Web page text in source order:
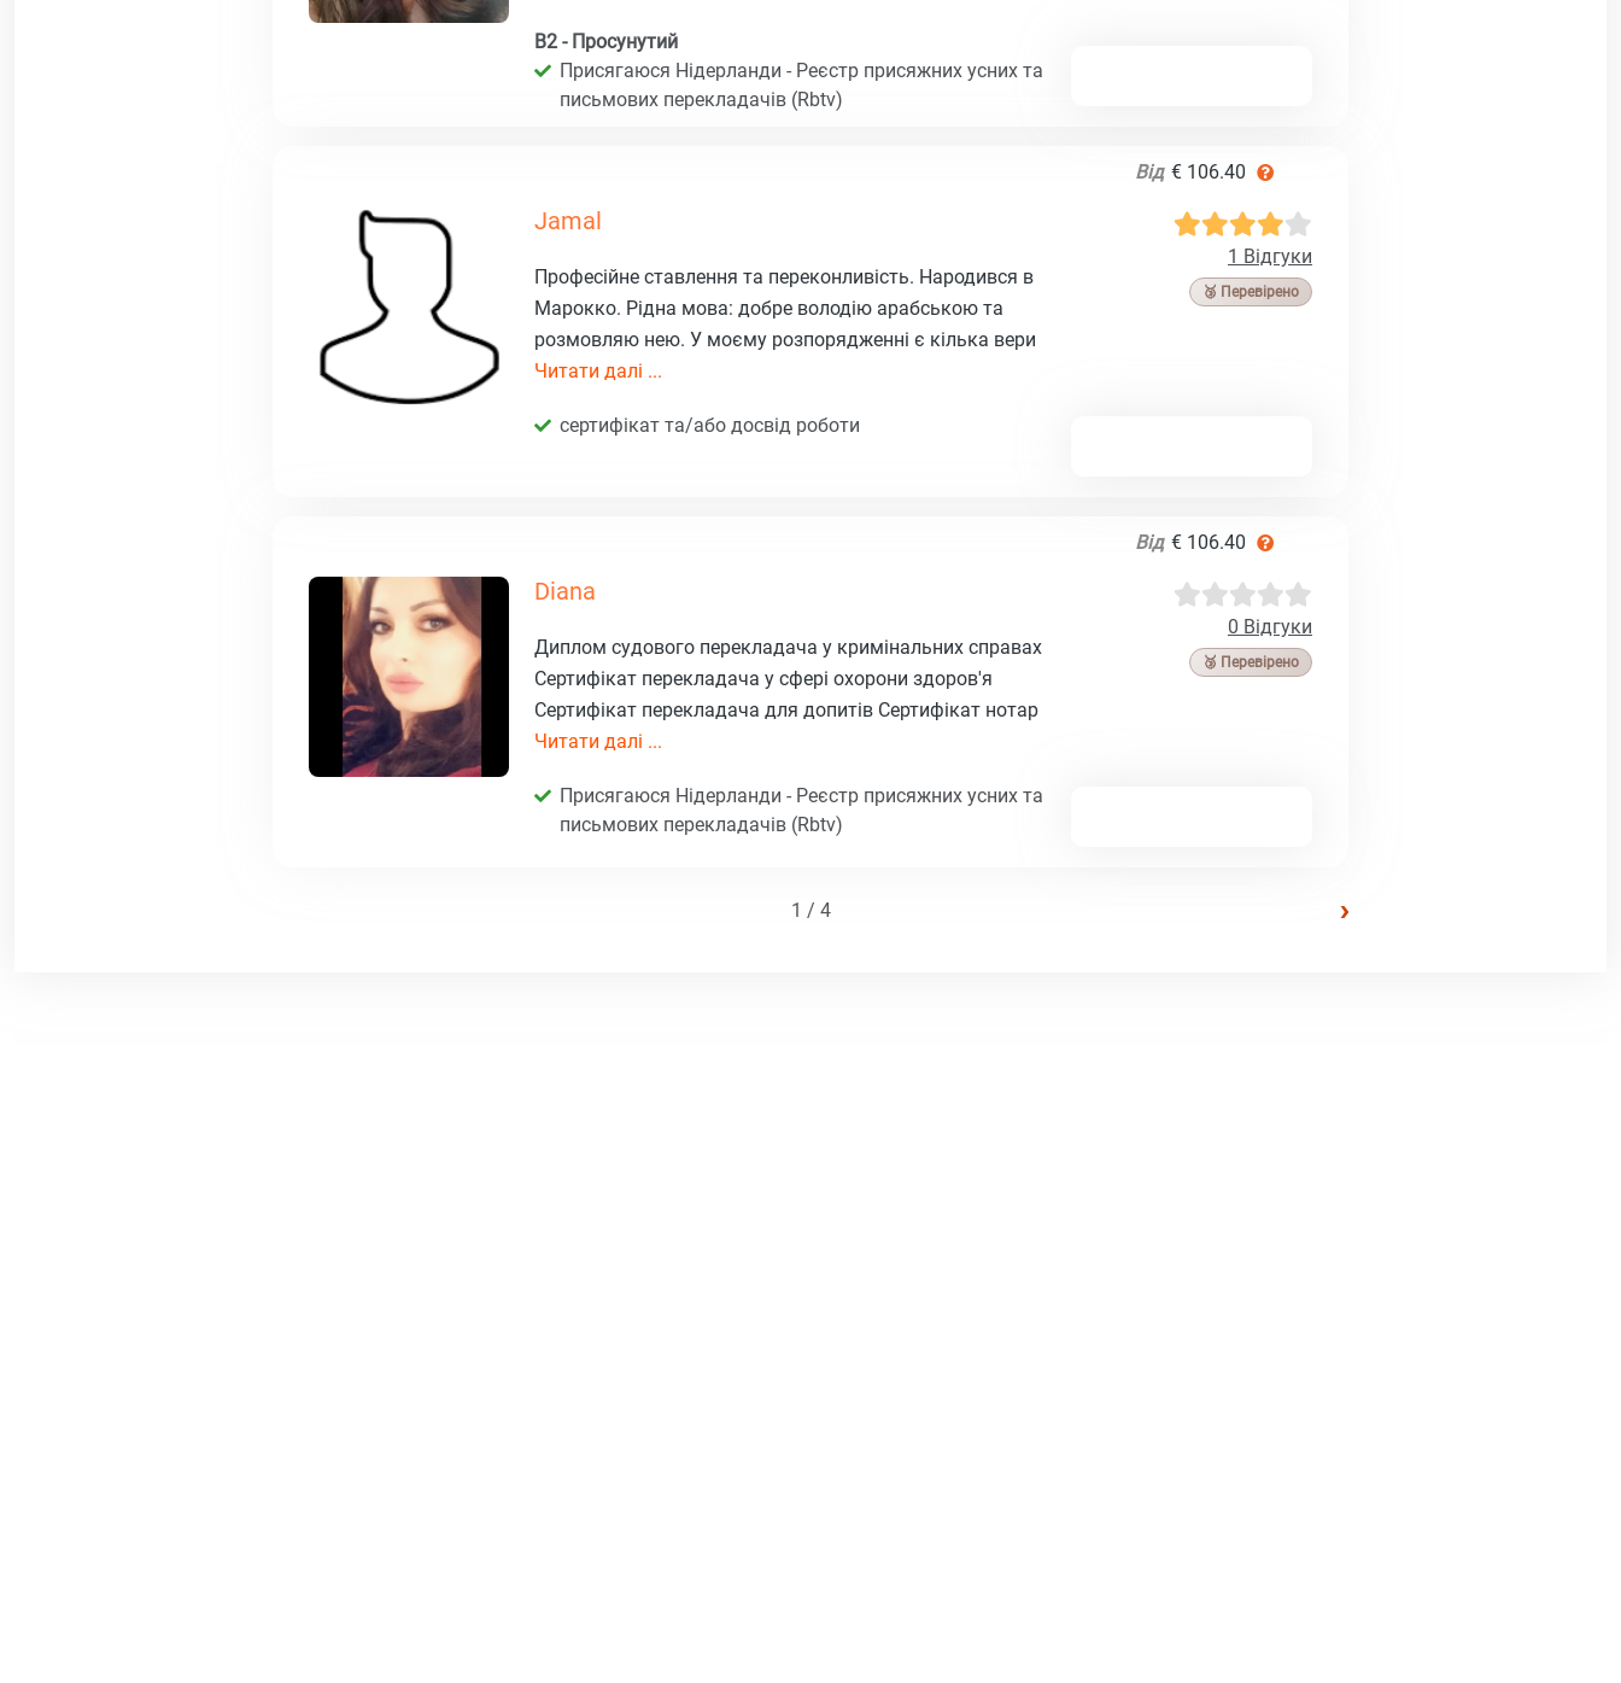
B2 - Просунутий
Присягаюся Нідерланди - Реєстр присяжних усних та
письмових перекладачів (Rbtv)
Від € 106.40
Jamal
1 Відгуки
🥉 Перевірено
Професійне ставлення та переконливість. Народився в
Марокко. Рідна мова: добре володію арабською та
розмовляю нею. У моєму розпорядженні є кілька вери
Читати далі ...
сертифікат та/або досвід роботи
Від € 106.40
Diana
0 Відгуки
🥉 Перевірено
Диплом судового перекладача у кримінальних справах
Сертифікат перекладача у сфері охорони здоров'я
Сертифікат перекладача для допитів Сертифікат нотар
Читати далі ...
Присягаюся Нідерланди - Реєстр присяжних усних та
письмових перекладачів (Rbtv)
1 / 4 ›